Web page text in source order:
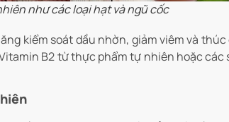
như các loại hạt và ngũ cốc
kiểm soát dầu nhờn, giảm viêm và
B2 từ thực phẩm tự nhiên hoặc các